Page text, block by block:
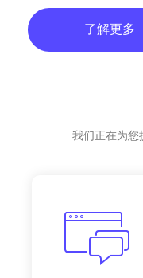
了解更多
我们正在为您